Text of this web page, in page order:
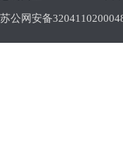
苏公网安备